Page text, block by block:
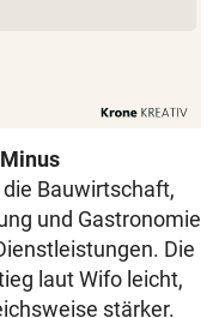
Bauwirtschaft,
und Gastronomie
Die
laut Wifo leicht,
stärker.